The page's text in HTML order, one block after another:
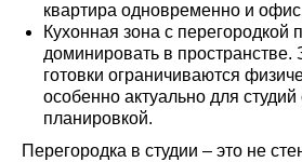
квартира одновременно и
Кухонная зона с перегородкой
доминировать в
готовки ограничиваются
особенно актуально для студий
планировкой.
Перегородка в студии – это не